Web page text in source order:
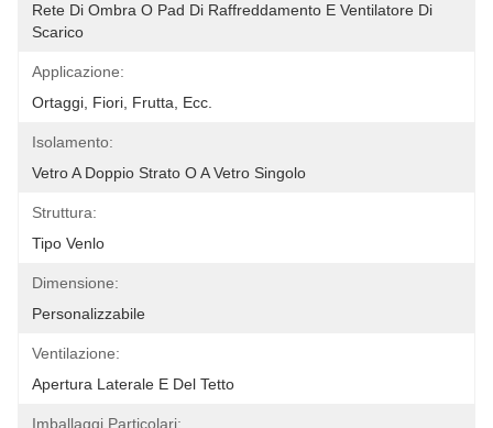
Rete Di Ombra O Pad Di Raffreddamento E Ventilatore Di
Scarico
Applicazione:
Ortaggi, Fiori, Frutta, Ecc.
Isolamento:
Vetro A Doppio Strato O A Vetro Singolo
Struttura:
Tipo Venlo
Dimensione:
Personalizzabile
Ventilazione:
Apertura Laterale E Del Tetto
Imballaggi Particolari: